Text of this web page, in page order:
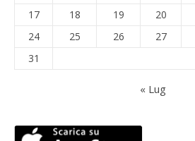
17
18 19 20
24
25 26 27
31
« Lug